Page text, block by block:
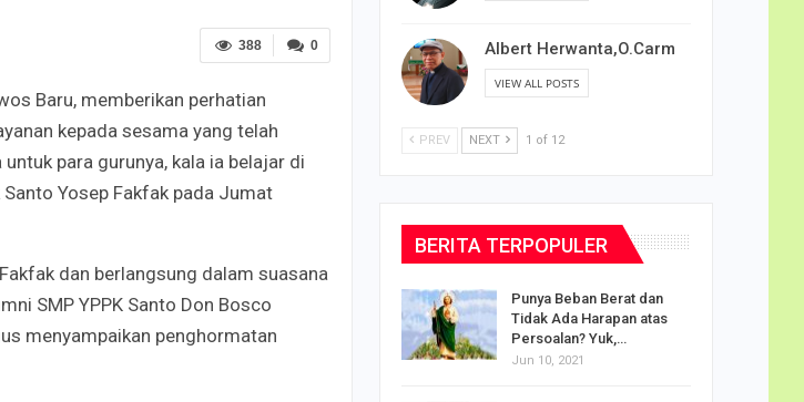
0
388
Baru, memberikan perhatian
kepada sesama yang telah
para gurunya, kala ia belajar di
Yosep Fakfak pada Jumat
dan berlangsung dalam suasana
SMP YPPK Santo Don Bosco
menyampaikan penghormatan
Albert Herwanta,O.Carm
VIEW ALL POSTS
PREV NEXT 1 of 12
BERITA TERPOPULER
Godaan-Godaan dalam
Mar 11, 2019
Punya Beban Berat dan
Tidak Ada Harapan atas
Persoalan? Yuk,…
Jun 10, 2021